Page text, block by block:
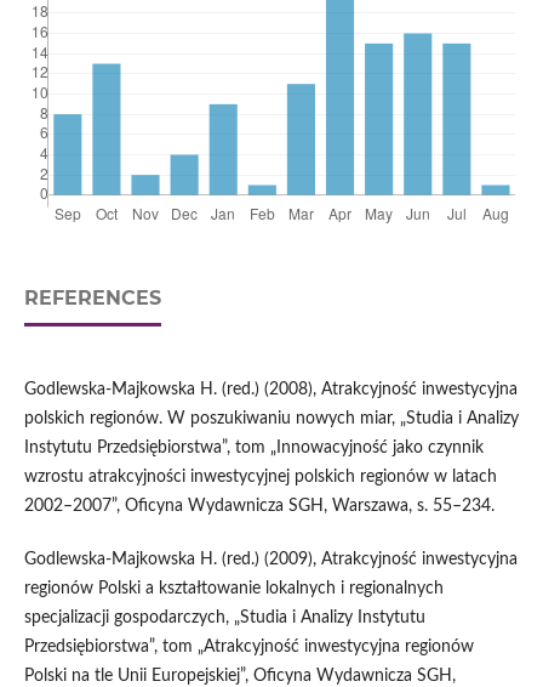
REFERENCES
Godlewska‑Majkowska H. (red.) (2008), Atrakcyjność inwestycyjna
polskich regionów. W poszukiwaniu nowych miar, „Studia i Analizy
Instytutu Przedsiębiorstwa”, tom „Innowacyjność jako czynnik
wzrostu atrakcyjności inwestycyjnej polskich regionów w latach
2002–2007”, Oficyna Wydawnicza SGH, Warszawa, s. 55–234.
Godlewska‑Majkowska H. (red.) (2009), Atrakcyjność inwestycyjna
regionów Polski a kształtowanie lokalnych i regionalnych
specjalizacji gospodarczych, „Studia i Analizy Instytutu
Przedsiębiorstwa”, tom „Atrakcyjność inwestycyjna regionów
Polski na tle Unii Europejskiej”, Oficyna Wydawnicza SGH,